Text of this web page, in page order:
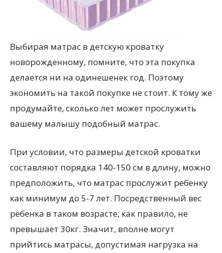
Выбирая матрас в детскую кроватку
новорожденному, помните, что эта покупка
делается ни на одинешенек год. Поэтому
экономить на такой покупке не стоит. К тому же
продумайте, сколько лет может прослужить
вашему малышу подобный матрас.
При условии, что размеры детской кроватки
составляют порядка 140-150 см в длину, можно
предположить, что матрас прослужит ребенку
как минимум до 5-7 лет. Посредственный вес
ребенка в таком возрасте, как правило, не
превышает 30кг. Значит, вполне могут
прийтись матрасы, допустимая нагрузка на